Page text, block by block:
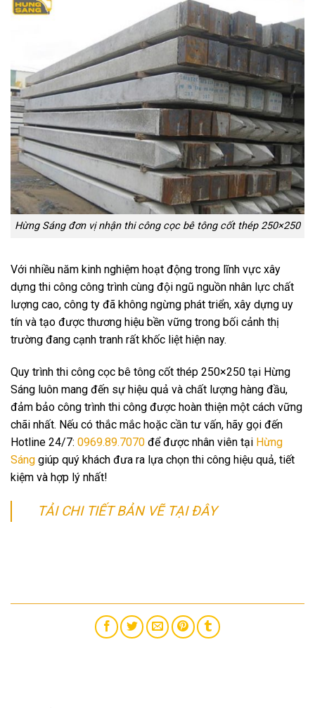
Hừng Sáng đơn vị nhận thi công cọc bê tông cốt thép 250×250
Với nhiều năm kinh nghiệm hoạt động trong lĩnh vực xây
dựng thi công công trình cùng đội ngũ nguồn nhân lực chất
lượng cao, công ty đã không ngừng phát triển, xây dựng uy
tín và tạo được thương hiệu bền vững trong bối cảnh thị
trường đang cạnh tranh rất khốc liệt hiện nay.
Quy trình thi công cọc bê tông cốt thép 250×250 tại Hừng
Sáng luôn mang đến sự hiệu quả và chất lượng hàng đầu,
đảm bảo công trình thi công được hoàn thiện một cách vững
chãi nhất. Nếu có thắc mắc hoặc cần tư vấn, hãy gọi đến
Hotline 24/7: 0969.89.7070 để được nhân viên tại Hừng
Sáng giúp quý khách đưa ra lựa chọn thi công hiệu quả, tiết
kiệm và hợp lý nhất!
TẢI CHI TIẾT BẢN VẼ TẠI ĐÂY